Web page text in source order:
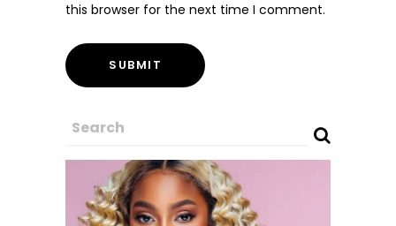
this browser for the next time I comment.